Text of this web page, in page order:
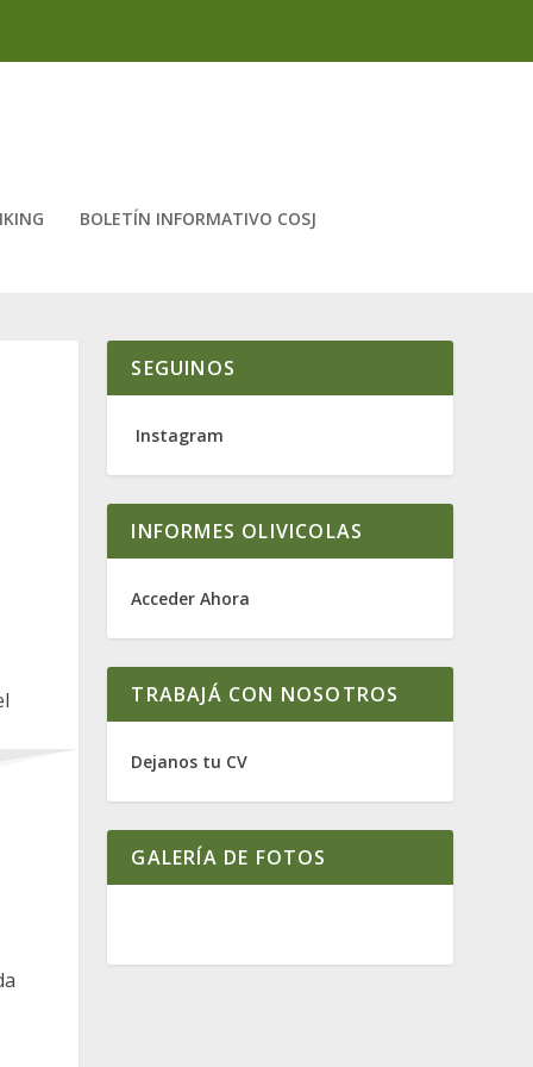
BOLETÍN INFORMATIVO COSJ
SEGUINOS
Instagram
INFORMES OLIVICOLAS
Acceder Ahora
TRABAJÁ CON NOSOTROS
Dejanos tu CV
GALERÍA DE FOTOS